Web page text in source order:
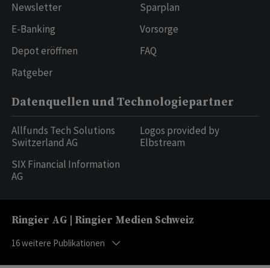
Newsletter
E-Banking
Depot eröffnen
Ratgeber
Sparplan
Vorsorge
FAQ
Datenquellen und Technologiepartner
Allfunds Tech Solutions
Switzerland AG
SIX Financial Information
AG
Logos provided by
Elbstream
Ringier AG | Ringier Medien Schweiz
16weitere Publikationen